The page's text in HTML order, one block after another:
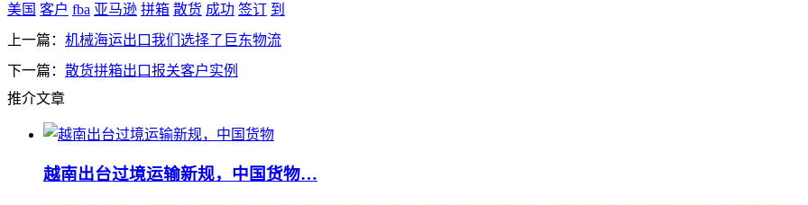
美国 客户 fba 亚马逊 拼箱 散货 成功 签订 到
上一篇： 机械海运出口我们选择了巨东物流
下一篇： 散货拼箱出口报关客户实例
推介文章
越南出台过境运输新规，中国货物…